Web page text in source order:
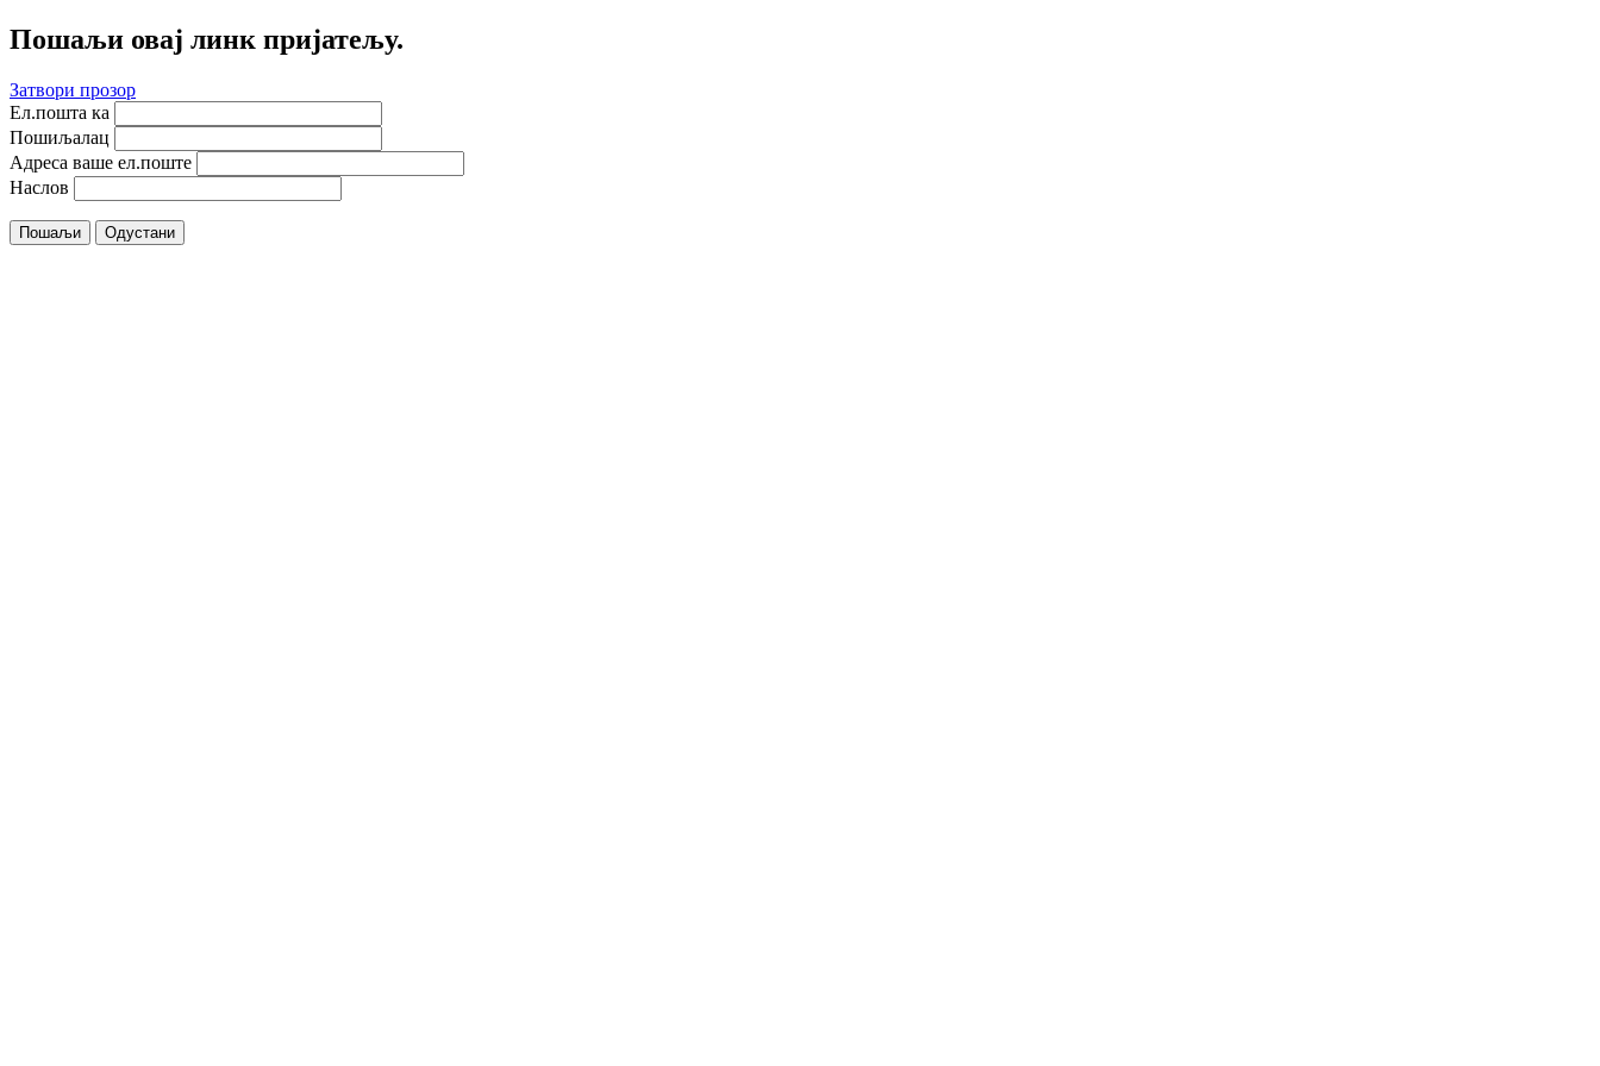
Пошаљи овај линк пријатељу.
Затвори прозор
Ел.пошта ка
Пошиљалац
Адреса ваше ел.поште
Наслов
Пошаљи Одустани